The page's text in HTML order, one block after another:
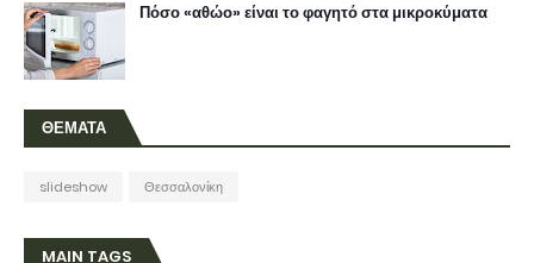
Πόσο «αθώο» είναι το φαγητό στα μικροκύματα
ΘΕΜΑΤΑ
slideshow Θεσσαλονίκη
MAIN TAGS